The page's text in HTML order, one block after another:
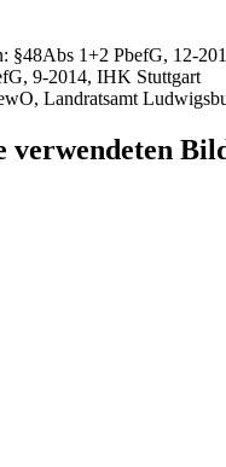
§48Abs 1+2 PbefG, 12-
9-2014, IHK Stuttgart
Landratsamt
verwendeten